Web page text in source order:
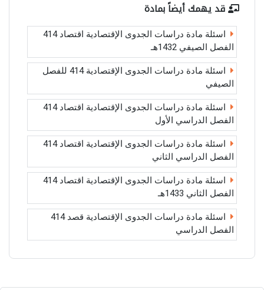
قد يهمك أيضاً بمادة
اسئلة مادة دراسات الجدوى الإقتصادية اقتصاد 414
الفصل الصيفي 1432هـ
اسئلة مادة دراسات الجدوى الإقتصادية 414 للفصل
الصيفي
اسئلة مادة دراسات الجدوى الإقتصادية اقتصاد 414
الفصل الدراسي الأول
اسئلة مادة دراسات الجدوى الإقتصادية اقتصاد 414
الفصل الدراسي الثاني
اسئلة مادة دراسات الجدوى الإقتصادية اقتصاد 414
الفصل الثاني 1433هـ
اسئلة مادة دراسات الجدوى الإقتصادية قصد 414
الفصل الدراسي